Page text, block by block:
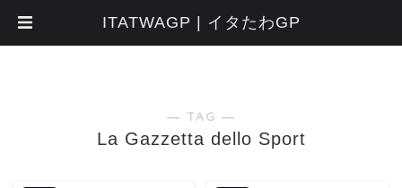
― TAG ―
La Gazzetta dello Sport
ITATWAGP | イタたわGP